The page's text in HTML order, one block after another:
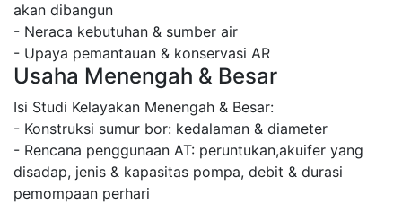
akan dibangun
- Neraca kebutuhan & sumber air
- Upaya pemantauan & konservasi AR
Usaha Menengah & Besar
Isi Studi Kelayakan Menengah & Besar:
- Konstruksi sumur bor: kedalaman & diameter
- Rencana penggunaan AT: peruntukan,akuifer yang
disadap, jenis & kapasitas pompa, debit & durasi
pemompaan perhari